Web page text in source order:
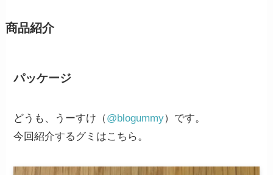
商品紹介
パッケージ
どうも、うーすけ（@blogummy）です。
今回紹介するグミはこちら。